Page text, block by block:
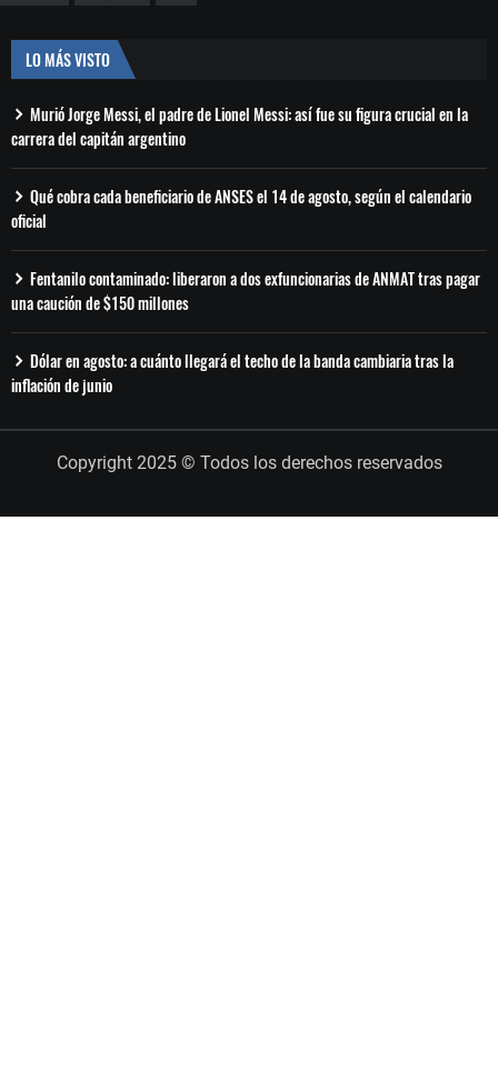
LO MÁS VISTO
Murió Jorge Messi, el padre de Lionel Messi: así fue su figura crucial en la
carrera del capitán argentino
Qué cobra cada beneficiario de ANSES el 14 de agosto, según el calendario
oficial
Fentanilo contaminado: liberaron a dos exfuncionarias de ANMAT tras pagar
una caución de $150 millones
Dólar en agosto: a cuánto llegará el techo de la banda cambiaria tras la
inflación de junio
Copyright 2025 © Todos los derechos reservados